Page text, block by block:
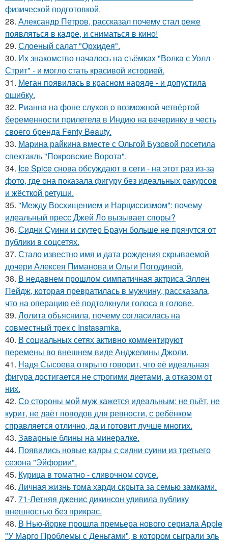
физической подготовкой.
28. Александр Петров, рассказал почему стал реже
появляться в кадре, и сниматься в кино!
29. Слоеный салат "Орхидея".
30. Их знакомство началось на съёмках "Волка с Уолл -
Стрит" - и могло стать красивой историей.
31. Меган появилась в красном наряде - и допустила
ошибку.
32. Рианна на фоне слухов о возможной четвёртой
беременности прилетела в Индию на вечеринку в честь
своего бренда Fenty Beauty.
33. Марина райкина вместе с Ольгой Бузовой посетила
спектакль "Покровские Ворота".
34. Ice Spice снова обсуждают в сети - на этот раз из-за
фото, где она показала фигуру без идеальных ракурсов
и жёсткой ретуши.
35. "Между Восхищением и Нарциссизмом": почему
идеальный пресс Джей Ло вызывает споры?
36. Сидни Суини и скутер Браун больше не прячутся от
публики в соцсетях.
37. Стало известно имя и дата рождения скрываемой
дочери Алексея Пиманова и Ольги Погодиной.
38. В недавнем прошлом симпатичная актриса Эллен
Пейдж, которая превратилась в мужчину, рассказала,
что на операцию её подтолкнули голоса в голове.
39. Лолита объяснила, почему согласилась на
совместный трек с Instasamka.
40. В социальных сетях активно комментируют
перемены во внешнем виде Анджелины Джоли.
41. Надя Сысоева открыто говорит, что её идеальная
фигура достигается не строгими диетами, а отказом от
них.
42. Со стороны мой муж кажется идеальным: не пьёт, не
курит, не даёт поводов для ревности, с ребёнком
справляется отлично, да и готовит лучше многих.
43. Заварные блины на минералке.
44. Появились новые кадры с сидни суини из третьего
сезона "Эйфории".
45. Курица в томатно - сливочном соусе.
46. Личная жизнь тома харди скрыта за семью замками.
47. 71-Летняя дженис дикинсон удивила публику
внешностью без прикрас.
48. В Нью-йорке прошла премьера нового сериала Apple
"У Марго Проблемы с Деньгами", в котором сыграли эль